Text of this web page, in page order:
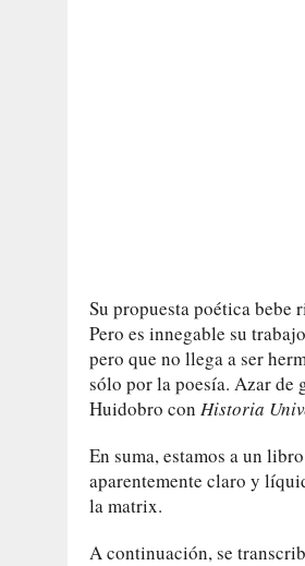
Su propuesta poética bebe
Pero es innegable su
pero que no llega a ser
sólo por la poesía. Azar de
Huidobro con Historia
En suma, estamos a un
aparentemente claro y
la matrix.
A continuación, se